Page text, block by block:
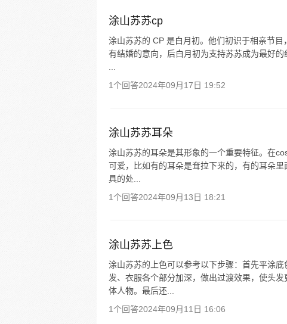
涂山苏苏cp
涂山苏苏的 CP 是白月初。他们初识于相亲节
有结婚的意向，后白月初为支持苏苏成为最好
1个回答2024年09月17日 19:52
涂山苏苏耳朵
涂山苏苏的耳朵是其形象的一个重要特征。在
可爱，比如有的耳朵是耷拉下来的，有的耳朵
具的处...
1个回答2024年09月13日 18:21
涂山苏苏上色
涂山苏苏的上色可以参考以下步骤：首先平涂
发、衣服各个部分加深，做出过渡效果，使头
体人物。最后还...
1个回答2024年09月11日 16:06